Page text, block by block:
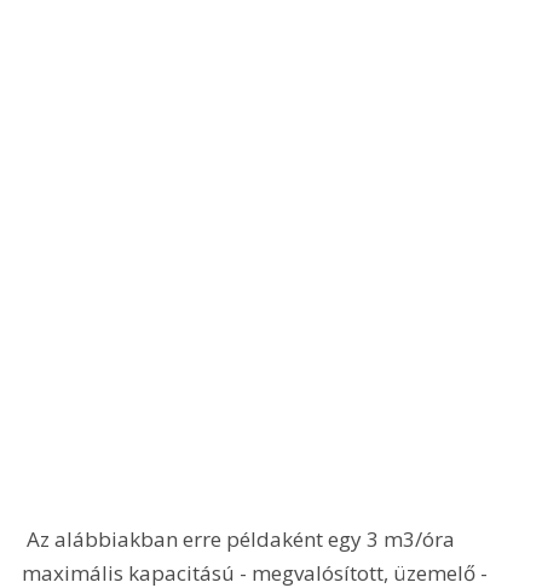
Az alábbiakban erre példaként egy 3 m3/óra
maximális kapacitású - megvalósított, üzemelő -